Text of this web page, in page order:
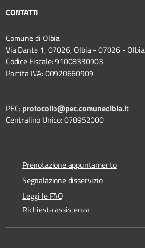
CONTATTI
Comune di Olbia
Via Dante 1, 07026, Olbia - 07026 - Olbia
Codice Fiscale: 91008330903
Partita IVA: 00920660909
PEC: protocollo@pec.comuneolbia.it
Centralino Unico: 078952000
Prenotazione appuntamento
Segnalazione disservizio
Leggi le FAQ
Richiesta assistenza